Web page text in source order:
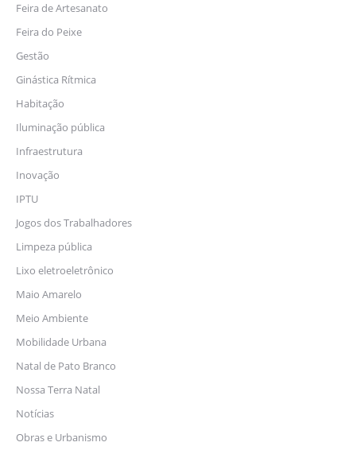
Feira de Artesanato
Feira do Peixe
Gestão
Ginástica Rítmica
Habitação
Iluminação pública
Infraestrutura
Inovação
IPTU
Jogos dos Trabalhadores
Limpeza pública
Lixo eletroeletrônico
Maio Amarelo
Meio Ambiente
Mobilidade Urbana
Natal de Pato Branco
Nossa Terra Natal
Notícias
Obras e Urbanismo